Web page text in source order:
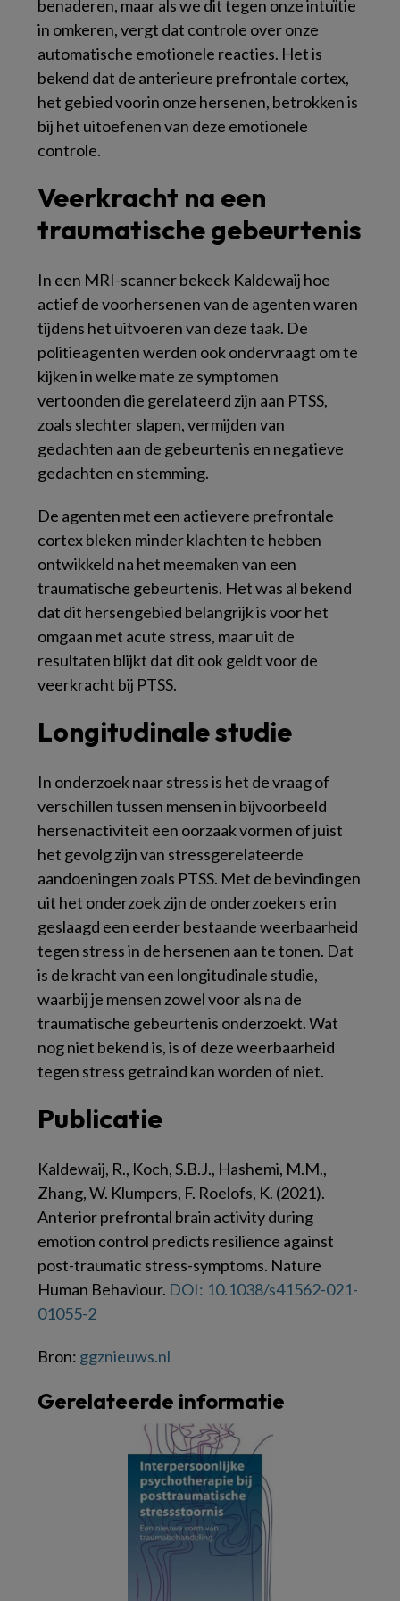
benaderen, maar als we dit tegen onze intuïtie
in omkeren, vergt dat controle over onze
automatische emotionele reacties. Het is
bekend dat de anterieure prefrontale cortex,
het gebied voorin onze hersenen, betrokken is
bij het uitoefenen van deze emotionele
controle.
Veerkracht na een
traumatische gebeurtenis
In een MRI-scanner bekeek Kaldewaij hoe
actief de voorhersenen van de agenten waren
tijdens het uitvoeren van deze taak. De
politieagenten werden ook ondervraagt om te
kijken in welke mate ze symptomen
vertoonden die gerelateerd zijn aan PTSS,
zoals slechter slapen, vermijden van
gedachten aan de gebeurtenis en negatieve
gedachten en stemming.
De agenten met een actievere prefrontale
cortex bleken minder klachten te hebben
ontwikkeld na het meemaken van een
traumatische gebeurtenis. Het was al bekend
dat dit hersengebied belangrijk is voor het
omgaan met acute stress, maar uit de
resultaten blijkt dat dit ook geldt voor de
veerkracht bij PTSS.
Longitudinale studie
In onderzoek naar stress is het de vraag of
verschillen tussen mensen in bijvoorbeeld
hersenactiviteit een oorzaak vormen of juist
het gevolg zijn van stressgerelateerde
aandoeningen zoals PTSS. Met de bevindingen
uit het onderzoek zijn de onderzoekers erin
geslaagd een eerder bestaande weerbaarheid
tegen stress in de hersenen aan te tonen. Dat
is de kracht van een longitudinale studie,
waarbij je mensen zowel voor als na de
traumatische gebeurtenis onderzoekt. Wat
nog niet bekend is, is of deze weerbaarheid
tegen stress getraind kan worden of niet.
Publicatie
Kaldewaij, R., Koch, S.B.J., Hashemi, M.M.,
Zhang, W. Klumpers, F. Roelofs, K. (2021).
Anterior prefrontal brain activity during
emotion control predicts resilience against
post-traumatic stress-symptoms. Nature
Human Behaviour. DOI: 10.1038/s41562-021-
01055-2
Bron: ggznieuws.nl
Gerelateerde informatie